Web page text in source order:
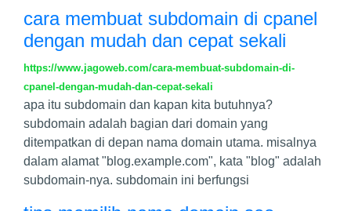
cara membuat subdomain di cpanel
dengan mudah dan cepat sekali
https://www.jagoweb.com/cara-membuat-subdomain-di-
cpanel-dengan-mudah-dan-cepat-sekali
apa itu subdomain dan kapan kita butuhnya?
subdomain adalah bagian dari domain yang
ditempatkan di depan nama domain utama. misalnya
dalam alamat "blog.example.com", kata "blog" adalah
subdomain-nya. subdomain ini berfungsi